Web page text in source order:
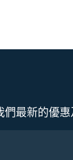
們最新的優